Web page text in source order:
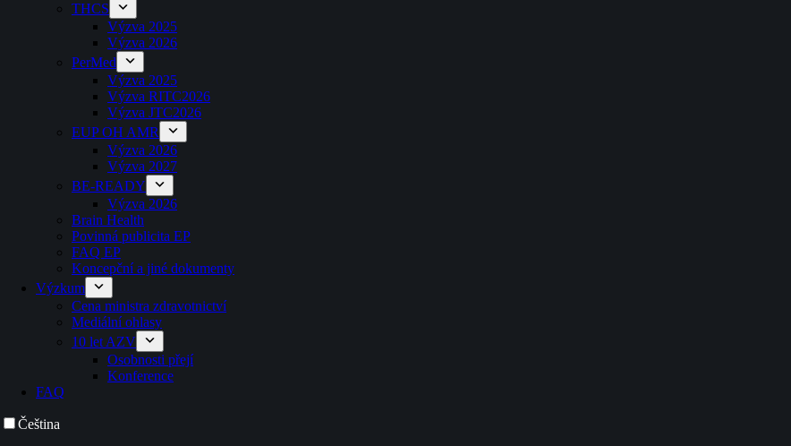
THCS
Výzva 2025
Výzva 2026
PerMed
Výzva 2025
Výzva RITC2026
Výzva JTC2026
EUP OH AMR
Výzva 2026
Výzva 2027
BE-READY
Výzva 2026
Brain Health
Povinná publicita EP
FAQ EP
Koncepční a jiné dokumenty
Výzkum
Cena ministra zdravotnictví
Mediální ohlasy
10 let AZV
Osobnosti přejí
Konference
FAQ
Čeština